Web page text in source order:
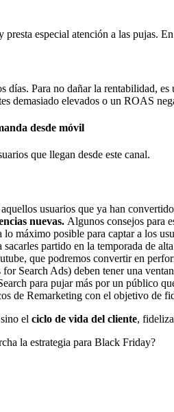
especial atención a las pujas.
días. Para no dañar la rentabilidad,
demasiado elevados o un ROAS
desde móvil
que llegan desde este canal.
usuarios que ya han
nuevas. Algunos consejos para
máximo posible para captar a los
partido en la temporada de
que podremos convertir en
Search Ads) deben tener una
para pujar más por un público
de Remarketing con el objetivo de
el ciclo de vida del cliente,
la estrategia para Black Friday?